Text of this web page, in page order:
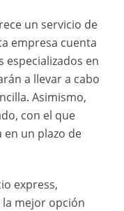
un servicio de
empresa cuenta
especializados en
a llevar a cabo
Asimismo,
con el que
un plazo de
express,
mejor opción